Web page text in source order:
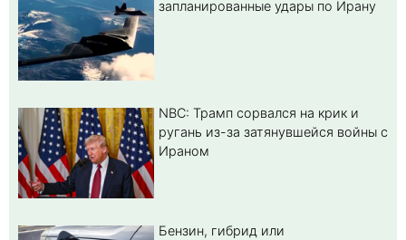
запланированные удары по Ирану
NBC: Трамп сорвался на крик и
ругань из-за затянувшейся войны с
Ираном
Бензин, гибрид или